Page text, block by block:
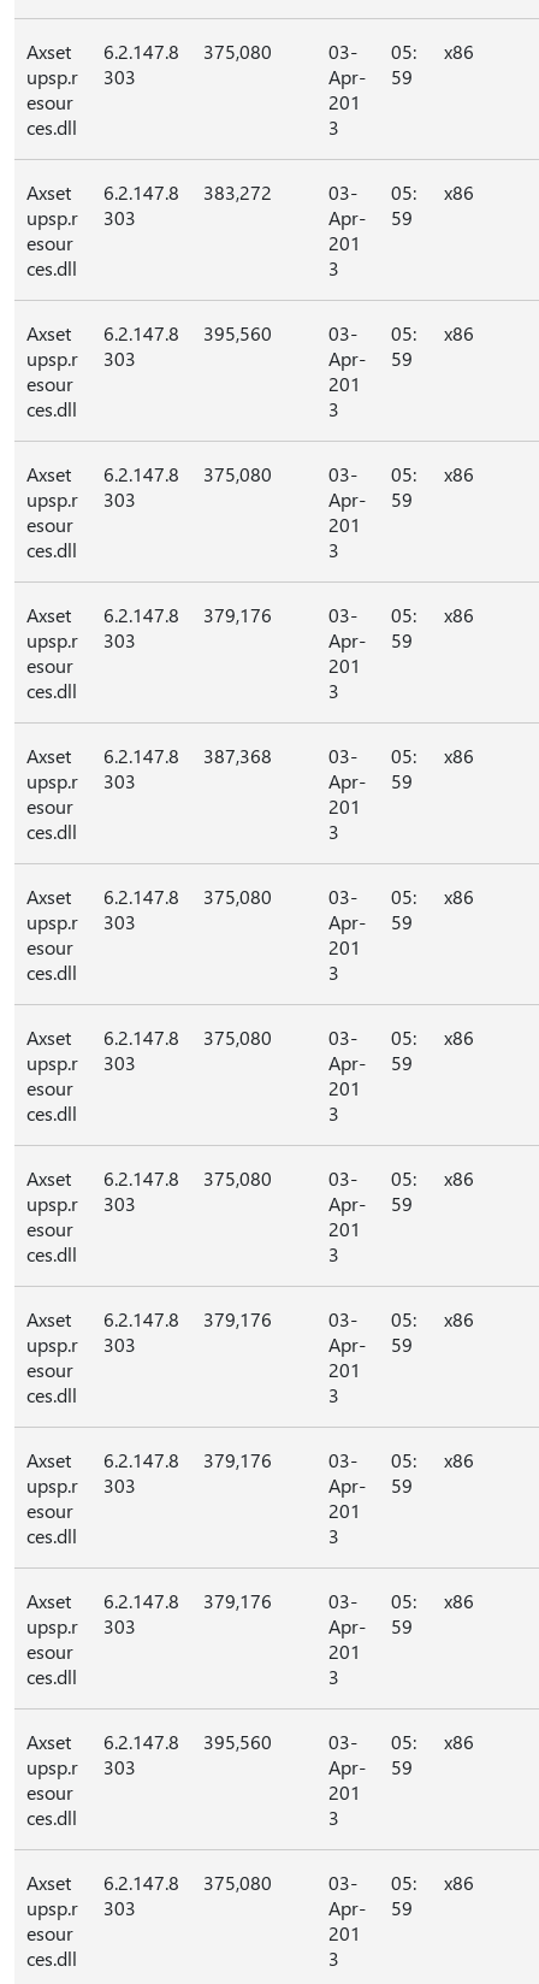
Axset
upsp.r
esour
ces.dll
6.2.147.8
303
375,080
03-
Apr-
201
3
05:
59
x86
Axset
upsp.r
esour
ces.dll
6.2.147.8
303
383,272
03-
Apr-
201
3
05:
59
x86
Axset
upsp.r
esour
ces.dll
6.2.147.8
303
395,560
03-
Apr-
201
3
05:
59
x86
Axset
upsp.r
esour
ces.dll
6.2.147.8
303
375,080
03-
Apr-
201
3
05:
59
x86
Axset
upsp.r
esour
ces.dll
6.2.147.8
303
379,176
03-
Apr-
201
3
05:
59
x86
Axset
upsp.r
esour
ces.dll
6.2.147.8
303
387,368
03-
Apr-
201
3
05:
59
x86
Axset
upsp.r
esour
ces.dll
6.2.147.8
303
375,080
03-
Apr-
201
3
05:
59
x86
Axset
upsp.r
esour
ces.dll
6.2.147.8
303
375,080
03-
Apr-
201
3
05:
59
x86
Axset
upsp.r
esour
ces.dll
6.2.147.8
303
375,080
03-
Apr-
201
3
05:
59
x86
Axset
upsp.r
esour
ces.dll
6.2.147.8
303
379,176
03-
Apr-
201
3
05:
59
x86
Axset
upsp.r
esour
ces.dll
6.2.147.8
303
379,176
03-
Apr-
201
3
05:
59
x86
Axset
upsp.r
esour
ces.dll
6.2.147.8
303
379,176
03-
Apr-
201
3
05:
59
x86
Axset
upsp.r
esour
ces.dll
6.2.147.8
303
395,560
03-
Apr-
201
3
05:
59
x86
Axset
upsp.r
esour
ces.dll
6.2.147.8
303
375,080
03-
Apr-
201
3
05:
59
x86